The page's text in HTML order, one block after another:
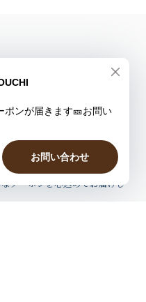
体感温度を2度上げる」をコ
はらまきやバスソルトなど、
ています。
クーポンを心込めてお届けし